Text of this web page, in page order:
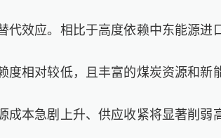
代效应。相比于高度依赖中东能源进
度相对较低，且丰富的煤炭资源和新
成本急剧上升、供应收紧将显著削弱